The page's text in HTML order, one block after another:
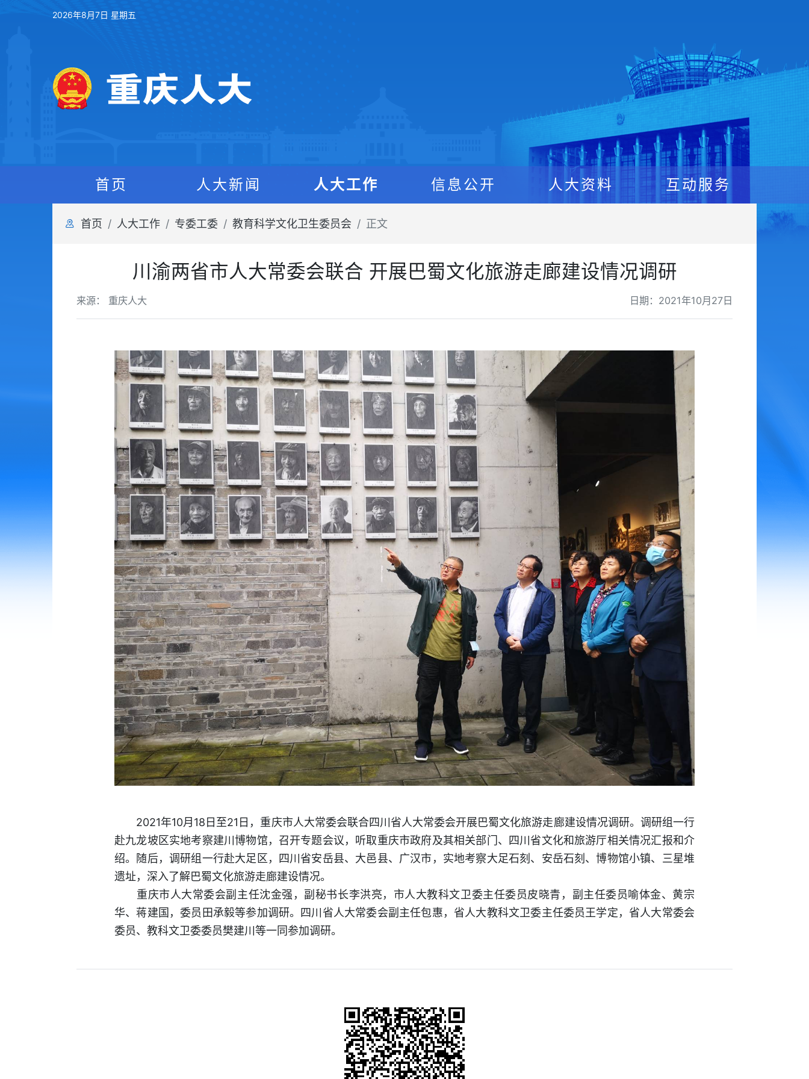
2026年8月7日 星期五
首页 人大新闻 人大工作 信息公开 人大资料 互动服务
首页 人大工作 专委工委 教育科学文化卫生委员会 正文
川渝两省市人大常委会联合 开展巴蜀文化旅游走廊建设情况调研
日期：2021年10月27日
来源： 重庆人大
2021年10月18日至21日，重庆市人大常委会联合四川省人大常委会开展巴蜀文化旅游走廊建设情况调研。调研组一行
赴九龙坡区实地考察建川博物馆，召开专题会议，听取重庆市政府及其相关部门、四川省文化和旅游厅相关情况汇报和介
绍。随后，调研组一行赴大足区，四川省安岳县、大邑县、广汉市，实地考察大足石刻、安岳石刻、博物馆小镇、三星堆
遗址，深入了解巴蜀文化旅游走廊建设情况。
重庆市人大常委会副主任沈金强，副秘书长李洪亮，市人大教科文卫委主任委员皮晓青，副主任委员喻体金、黄宗
华、蒋建国，委员田承毅等参加调研。四川省人大常委会副主任包惠，省人大教科文卫委主任委员王学定，省人大常委会
委员、教科文卫委委员樊建川等一同参加调研。